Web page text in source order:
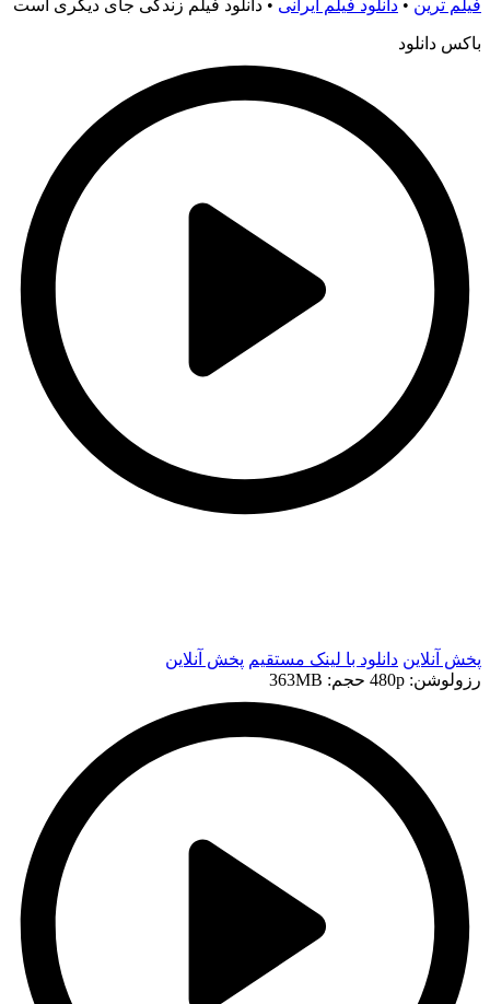
فیلم ترین • دانلود فیلم ایرانی • دانلود فیلم زندگی جای دیگری است
باکس دانلود
پخش آنلاین دانلود با لينک مستقيم پخش آنلاین
رزولوشن: 480p
حجم: 363MB